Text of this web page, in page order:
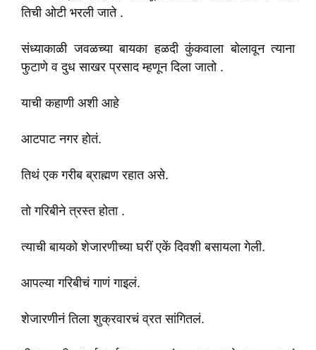
तिची ओटी भरली जाते .
संध्याकाळी जवळच्या बायका हळदी कुंकवाला बोलावून त्याना
फुटाणे व दुध साखर प्रसाद म्हणून दिला जातो .
याची कहाणी अशी आहे
आटपाट नगर होतं.
तिथं एक गरीब ब्राह्मण रहात असे.
तो गरिबीने त्रस्त होता .
त्याची बायको शेजारणीच्या घरीं एकें दिवशी बसायला गेली.
आपल्या गरिबीचं गाणं गाइलं.
शेजारणीनं तिला शुक्रवारचं व्रत सांगितलं.